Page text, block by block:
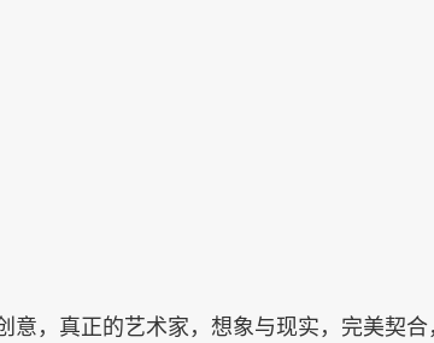
意，真正的艺术家，想象与现实，完美契